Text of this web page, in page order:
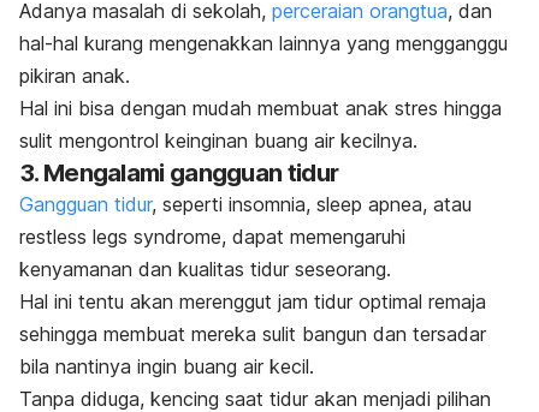
Adanya masalah di sekolah, perceraian orangtua, dan
hal-hal kurang mengenakkan lainnya yang mengganggu
pikiran anak.
Hal ini bisa dengan mudah membuat anak stres hingga
sulit mengontrol keinginan buang air kecilnya.
3. Mengalami gangguan tidur
Gangguan tidur, seperti insomnia, sleep apnea, atau
restless legs syndrome, dapat memengaruhi
kenyamanan dan kualitas tidur seseorang.
Hal ini tentu akan merenggut jam tidur optimal remaja
sehingga membuat mereka sulit bangun dan tersadar
bila nantinya ingin buang air kecil.
Tanpa diduga, kencing saat tidur akan menjadi pilihan